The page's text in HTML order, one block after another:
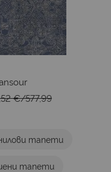
€/577,99
тапети
тапети